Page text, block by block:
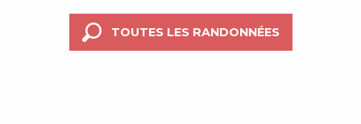
TOUTES LES RANDONNÉES